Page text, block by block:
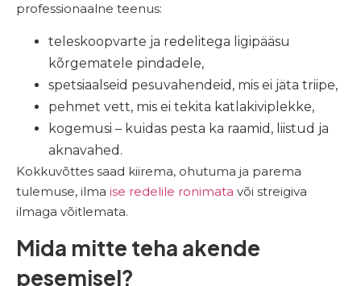
professionaalne teenus:
teleskoopvarte ja redelitega ligipääsu
kõrgematele pindadele,
spetsiaalseid pesuvahendeid, mis ei jäta triipe,
pehmet vett, mis ei tekita katlakiviplekke,
kogemusi – kuidas pesta ka raamid, liistud ja
aknavahed.
Kokkuvõttes saad kiirema, ohutuma ja parema
tulemuse, ilma ise redelile ronimata või streigiva
ilmaga võitlemata.
Mida mitte teha akende
pesemisel?